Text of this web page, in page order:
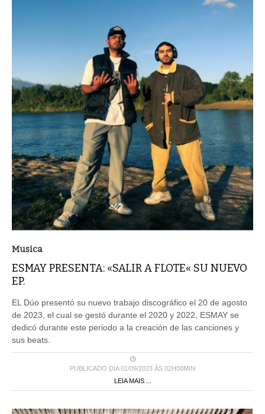
Musica
ESMAY PRESENTA: «SALIR A FLOTE« SU NUEVO
EP.
EL Dúo presentó su nuevo trabajo discográfico el 20 de agosto
de 2023, el cual se gestó durante el 2020 y 2022, ESMAY se
dedicó durante este periodo a la creación de las canciones y
sus beats.
PUBLICADO DIA 01/09/2023 ÀS 02H08MIN
LEIA MAIS ...